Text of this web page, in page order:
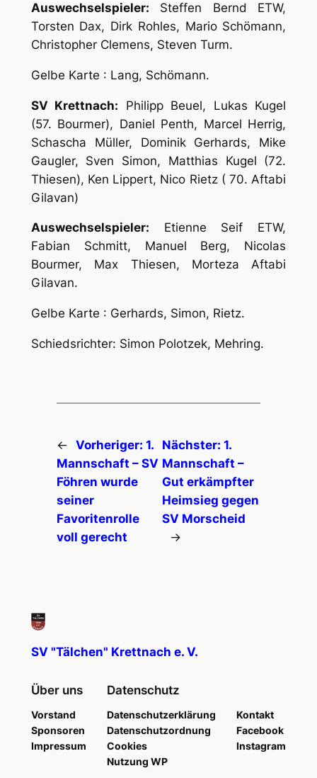
Auswechselspieler: Steffen Bernd ETW,
Torsten Dax, Dirk Rohles, Mario Schömann,
Christopher Clemens, Steven Turm.
Gelbe Karte : Lang, Schömann.
SV Krettnach: Philipp Beuel, Lukas Kugel
(57. Bourmer), Daniel Penth, Marcel Herrig,
Schascha Müller, Dominik Gerhards, Mike
Gaugler, Sven Simon, Matthias Kugel (72.
Thiesen), Ken Lippert, Nico Rietz ( 70. Aftabi
Gilavan)
Auswechselspieler: Etienne Seif ETW,
Fabian Schmitt, Manuel Berg, Nicolas
Bourmer, Max Thiesen, Morteza Aftabi
Gilavan.
Gelbe Karte : Gerhards, Simon, Rietz.
Schiedsrichter: Simon Polotzek, Mehring.
← Vorheriger: 1.
Mannschaft – SV
Föhren wurde
seiner
Favoritenrolle
voll gerecht
Nächster: 1.
Mannschaft –
Gut erkämpfter
Heimsieg gegen
SV Morscheid
→
SV "Tälchen" Krettnach e. V.
Über uns
Vorstand
Sponsoren
Impressum
Datenschutz
Datenschutzerklärung
Datenschutzordnung
Cookies
Nutzung WP
Kontakt
Facebook
Instagram